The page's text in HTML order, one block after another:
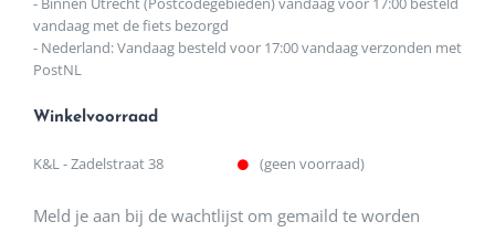
- Binnen Utrecht (Postcodegebieden) vandaag voor 17:00 besteld
vandaag met de fiets bezorgd
- Nederland: Vandaag besteld voor 17:00 vandaag verzonden met
PostNL
Winkelvoorraad
K&L - Zadelstraat 38 (geen voorraad)
Meld je aan bij de wachtlijst om gemaild te worden